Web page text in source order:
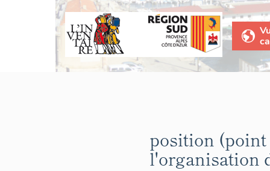
position (point
l'organisation